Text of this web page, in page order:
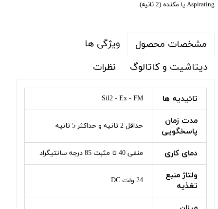
Aspirating یا مکنده (2 ثانیه)
مشخصات محصول
ویژگی ها
دیتاشیت و کاتالوگ
نظرات
تائیدیه ها Sil2 - Ex - FM
مدت زمان
پاسخگویی
حداقل 2 ثانیه و حداکثر 5 ثانیه
دمای کاری منفی 40 تا مثبت 85 درجه سانتیگراد
ولتاژ منبع
تغذیه
24 ولت DC